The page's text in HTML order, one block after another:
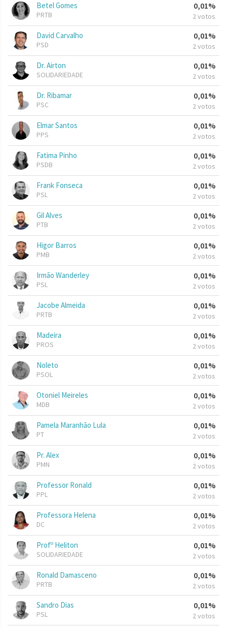
Betel Gomes
PRTB
0,01%
2 votos
David Carvalho
PSD
0,01%
2 votos
Dr. Airton
SOLIDARIEDADE
0,01%
2 votos
Dr. Ribamar
PSC
0,01%
2 votos
Elmar Santos
PPS
0,01%
2 votos
Fatima Pinho
PSDB
0,01%
2 votos
Frank Fonseca
PSL
0,01%
2 votos
Gil Alves
PTB
0,01%
2 votos
Higor Barros
PMB
0,01%
2 votos
Irmão Wanderley
PSL
0,01%
2 votos
Jacobe Almeida
PRTB
0,01%
2 votos
Madeira
PROS
0,01%
2 votos
Noleto
PSOL
0,01%
2 votos
Otoniel Meireles
MDB
0,01%
2 votos
Pamela Maranhão Lula
PT
0,01%
2 votos
Pr. Alex
PMN
0,01%
2 votos
Professor Ronald
PPL
0,01%
2 votos
Professora Helena
DC
0,01%
2 votos
Profº Heliton
SOLIDARIEDADE
0,01%
2 votos
Ronald Damasceno
PRTB
0,01%
2 votos
Sandro Dias
PSL
0,01%
2 votos